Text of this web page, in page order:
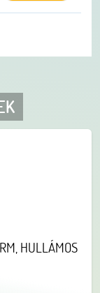
HULLÁMOS